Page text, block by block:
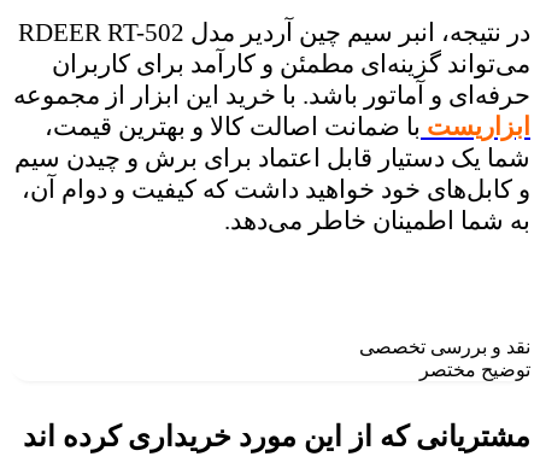
در نتیجه، انبر سیم چین آردیر مدل RDEER RT-502
می‌تواند گزینه‌ای مطمئن و کارآمد برای کاربران
حرفه‌ای و آماتور باشد. با خرید این ابزار از مجموعه
ابزاریست با ضمانت اصالت کالا و بهترین قیمت،
شما یک دستیار قابل اعتماد برای برش و چیدن سیم
و کابل‌های خود خواهید داشت که کیفیت و دوام آن،
به شما اطمینان خاطر می‌دهد.
نقد و بررسی تخصصی
توضیح مختصر
مشتریانی که از این مورد خریداری کرده اند